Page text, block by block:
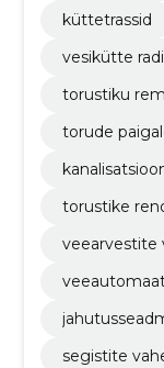
küttetrassid
vesikütte
torustiku
torude
torustike
veearvestite
segistite